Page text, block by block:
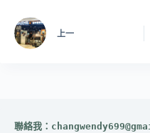
上一
聯絡我：